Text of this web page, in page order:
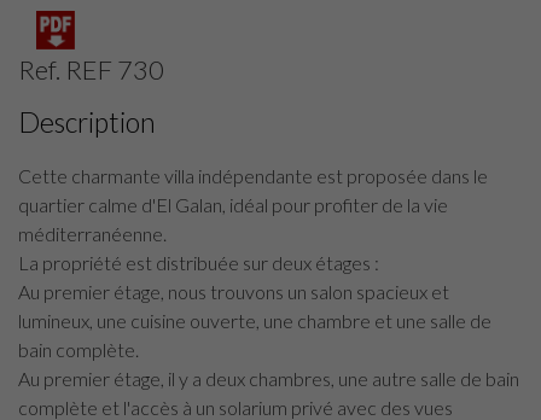
Ref. REF 730
Description
Cette charmante villa indépendante est proposée dans le
quartier calme d'El Galan, idéal pour profiter de la vie
méditerranéenne.
La propriété est distribuée sur deux étages :
Au premier étage, nous trouvons un salon spacieux et
lumineux, une cuisine ouverte, une chambre et une salle de
bain complète.
Au premier étage, il y a deux chambres, une autre salle de bain
complète et l'accès à un solarium privé avec des vues